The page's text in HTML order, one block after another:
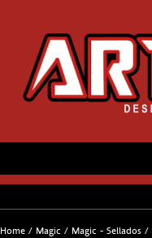
Home / Magic / Magic - Sellados /